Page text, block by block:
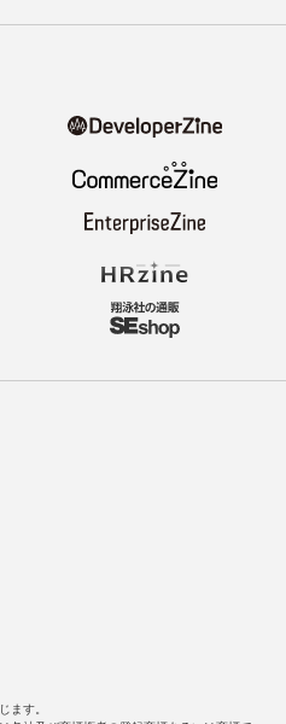
ます。